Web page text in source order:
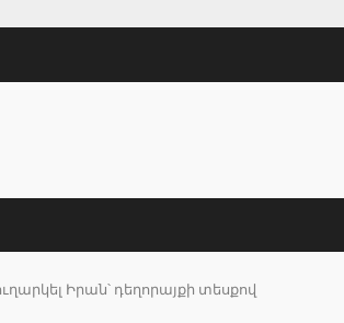
Իրան՝ դեղորայքի տեսքով